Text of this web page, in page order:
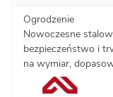
Ogrodzenie
Nowoczesne
bezpieczeństwo i
na wymiar,